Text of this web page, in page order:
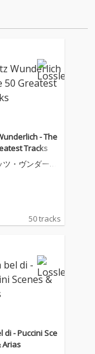
- The
Tracks
ツ・ヴンダーリ
50 tracks
di - Puccini Sce
Arias